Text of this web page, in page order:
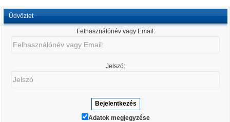
Üdvözlet
Felhasználónév vagy Email:
Jelszó:
Adatok megjegyzése